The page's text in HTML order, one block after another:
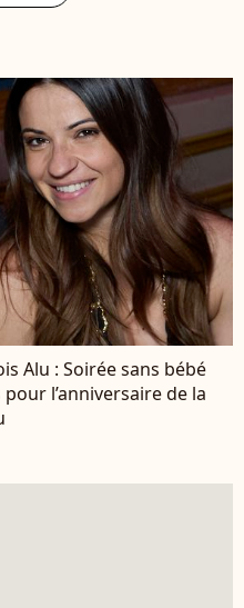
Alu : Soirée sans bébé
l’anniversaire de la